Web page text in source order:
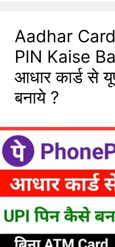
Aadhar
PIN Kaise
आधार कार्ड से
बनाये ?